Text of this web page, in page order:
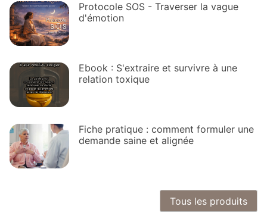
Protocole SOS - Traverser la vague
d'émotion
Ebook : S'extraire et survivre à une
relation toxique
Fiche pratique : comment formuler une
demande saine et alignée
Tous les produits